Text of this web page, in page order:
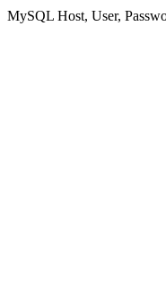
MySQL Host, User,